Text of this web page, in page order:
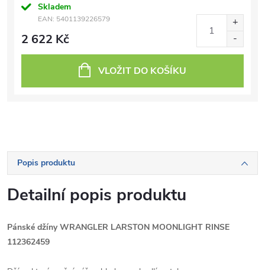
Skladem
EAN: 5401139226579
2 622 Kč
VLOŽIT DO KOŠÍKU
Popis produktu
Detailní popis produktu
Pánské džíny WRANGLER LARSTON MOONLIGHT RINSE
112362459